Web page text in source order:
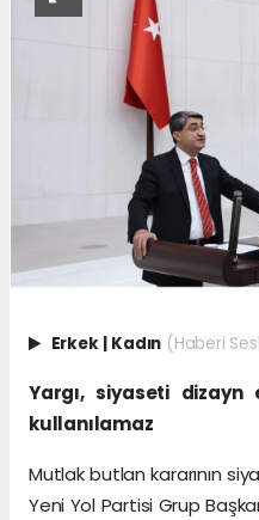
Erkek Kadın (Haberi
Yargı, siyaseti
kullanılamaz
Mutlak butlan kararının
Yeni Yol Partisi Grup